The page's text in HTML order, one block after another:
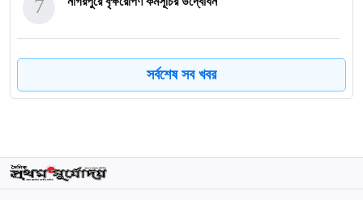
7
নবীনগরে জেলা প্রশাসকের সঙ্গে মতবিনিময় সভা
8
ফুলবাড়ীতে বাসমতি ও লম্বা চালের প্রদর্শনী অনুষ্ঠিত
10
সর্বশেষ সব খবর